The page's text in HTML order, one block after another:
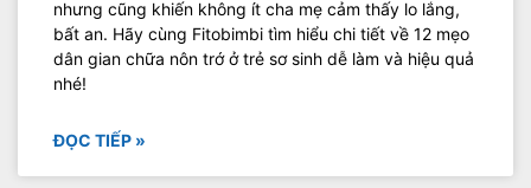
nhưng cũng khiến không ít cha mẹ cảm thấy lo lắng,
bất an. Hãy cùng Fitobimbi tìm hiểu chi tiết về 12 mẹo
dân gian chữa nôn trớ ở trẻ sơ sinh dễ làm và hiệu quả
nhé!
ĐỌC TIẾP »